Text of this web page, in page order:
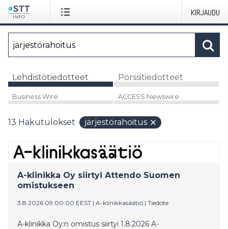
KIRJAUDU
Lehdistötiedotteet Pörssitiedotteet
Business Wire ACCESS Newswire
13 Hakutulokset järjestörahoitus
A-klinikka Oy siirtyi Attendo Suomen
omistukseen
3.8.2026 09:00:00 EEST | A-klinikkasäätiö | Tiedote
A-klinikka Oy:n omistus siirtyi 1.8.2026 A-